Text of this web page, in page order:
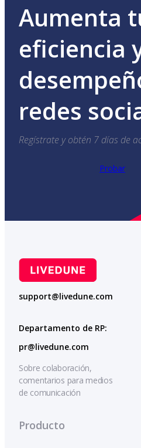
Aumenta
eficiencia
redes
Regístrate y obtén 7 días de
Probar
support@livedune.com
Departamento de RP:
pr@livedune.com
Sobre colaboración,
comentarios para medios
de comunicación
Producto